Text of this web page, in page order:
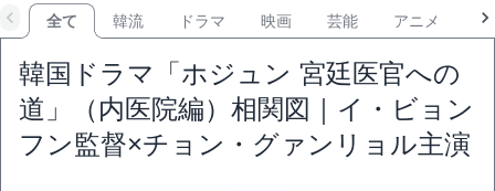
全て 韓流 ドラマ 映画 芸能 アニメ
韓国ドラマ「ホジュン 宮廷医官への
道」（内医院編）相関図｜イ・ビョン
フン監督×チョン・グァンリョル主演